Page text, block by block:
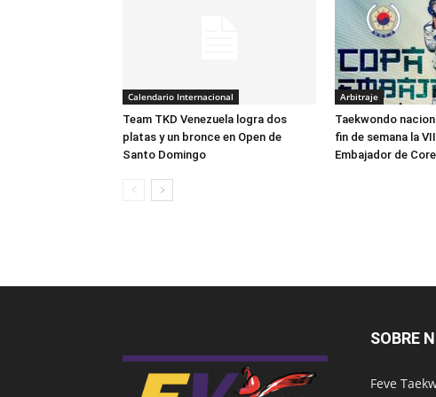
Calendario Internacional
Team TKD Venezuela logra dos
platas y un bronce en Open de
Santo Domingo
Arbitraje
Taekwondo
fin de semana la
Embajador de
SOBRE
Feve